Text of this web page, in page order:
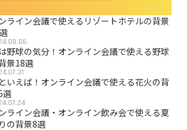
ライン会議で使えるリゾートホテルの背景
野球の気分！オンライン会議で使える野球
景18選
いえば！オンライン会議で使える花火の背
選
ライン会議・オンライン飲み会で使える夏
の背景8選